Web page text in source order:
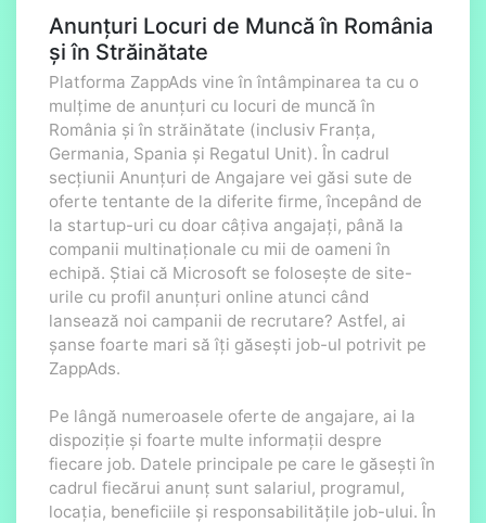
Anunțuri Locuri de Muncă în România
și în Străinătate
Platforma ZappAds vine în întâmpinarea ta cu o
mulțime de anunțuri cu locuri de muncă în
România și în străinătate (inclusiv Franța,
Germania, Spania și Regatul Unit). În cadrul
secțiunii Anunțuri de Angajare vei găsi sute de
oferte tentante de la diferite firme, începând de
la startup-uri cu doar câțiva angajați, până la
companii multinaționale cu mii de oameni în
echipă. Știai că Microsoft se folosește de site-
urile cu profil anunțuri online atunci când
lansează noi campanii de recrutare? Astfel, ai
șanse foarte mari să îți găsești job-ul potrivit pe
ZappAds.
Pe lângă numeroasele oferte de angajare, ai la
dispoziție și foarte multe informații despre
fiecare job. Datele principale pe care le găsești în
cadrul fiecărui anunț sunt salariul, programul,
locația, beneficiile și responsabilitățile job-ului. În